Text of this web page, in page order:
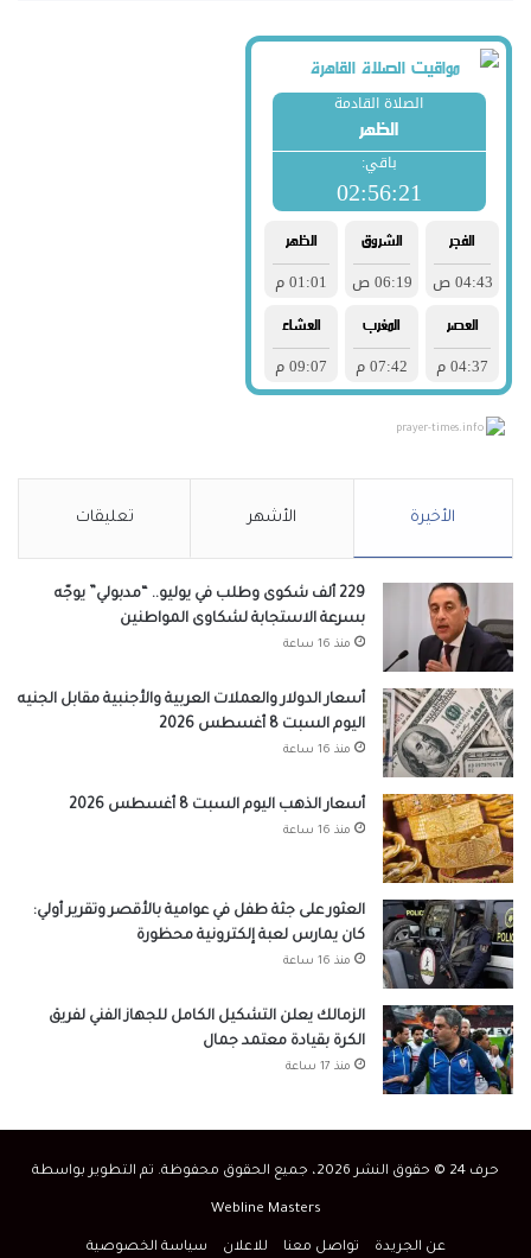
prayer-times.info
الأخيرة الأشهر تعليقات
229 ألف شكوى وطلب في يوليو.. “مدبولي” يوجّه
بسرعة الاستجابة لشكاوى المواطنين
منذ 16 ساعة
أسعار الدولار والعملات العربية والأجنبية مقابل الجنيه
اليوم السبت 8 أغسطس 2026
منذ 16 ساعة
أسعار الذهب اليوم السبت 8 أغسطس 2026
منذ 16 ساعة
العثور على جثة طفل في عوامية بالأقصر وتقرير أولي:
كان يمارس لعبة إلكترونية محظورة
منذ 16 ساعة
الزمالك يعلن التشكيل الكامل للجهاز الفني لفريق
الكرة بقيادة معتمد جمال
منذ 17 ساعة
حرف 24 © حقوق النشر 2026، جميع الحقوق محفوظة. تم التطوير بواسطة
Webline Masters
عن الجريدة تواصل معنا للاعلان سياسة الخصوصية